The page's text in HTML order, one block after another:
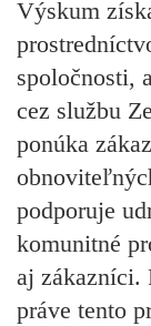
Výskum
spoločnosti,
cez službu
ponúka
podporuje
komunitné
aj zákazníci.
práve tento